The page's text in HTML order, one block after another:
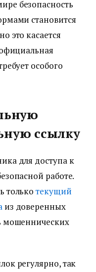
безопасность
становится
это касается
особого
ссылку
для доступа к
работе.
толькотекущий
из доверенных
мошеннических
регулярно, так